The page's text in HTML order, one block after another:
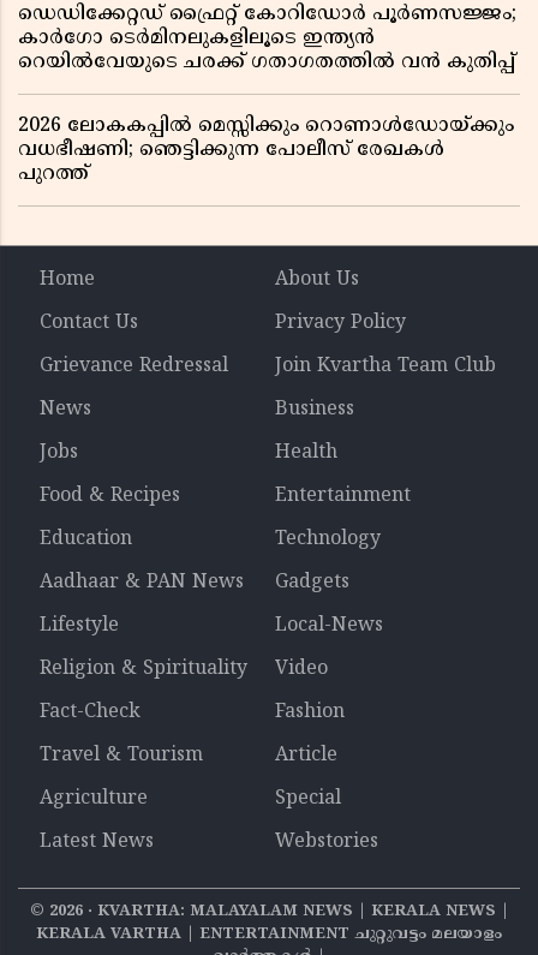
ഡെഡിക്കേറ്റഡ് ഫ്രൈറ്റ് കോറിഡോർ പൂർണസജ്ജം;
കാർഗോ ടെർമിനലുകളിലൂടെ ഇന്ത്യൻ
റെയിൽവേയുടെ ചരക്ക് ഗതാഗതത്തിൽ വൻ കുതിപ്പ്
2026 ലോകകപ്പിൽ മെസ്സിക്കും റൊണാൾഡോയ്ക്കും
വധഭീഷണി; ഞെട്ടിക്കുന്ന പോലീസ് രേഖകൾ
പുറത്ത്
Home
About Us
Contact Us
Privacy Policy
Grievance Redressal
Join Kvartha Team Club
News
Business
Jobs
Health
Food & Recipes
Entertainment
Education
Technology
Aadhaar & PAN News
Gadgets
Lifestyle
Local-News
Religion & Spirituality
Video
Fact-Check
Fashion
Travel & Tourism
Article
Agriculture
Special
Latest News
Webstories
© 2026‧ KVARTHA: MALAYALAM NEWS | KERALA NEWS |
KERALA VARTHA | ENTERTAINMENT ചുറ്റുവട്ടം മലയാളം